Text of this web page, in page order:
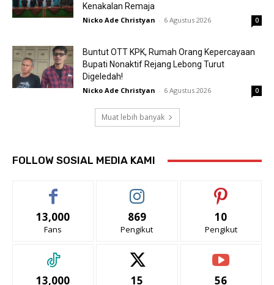
Kenakalan Remaja
Nicko Ade Christyan - 6 Agustus 2026 0
Buntut OTT KPK, Rumah Orang Kepercayaan
Bupati Nonaktif Rejang Lebong Turut
Digeledah!
Nicko Ade Christyan - 6 Agustus 2026 0
Muat lebih banyak
FOLLOW SOSIAL MEDIA KAMI
13,000
Fans
869
Pengikut
10
Pengikut
13,000 15 56